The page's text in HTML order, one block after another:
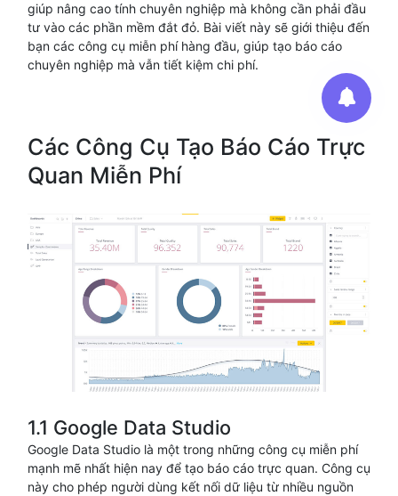
giúp nâng cao tính chuyên nghiệp mà không cần phải đầu
tư vào các phần mềm đắt đỏ. Bài viết này sẽ giới thiệu đến
bạn các công cụ miễn phí hàng đầu, giúp tạo báo cáo
chuyên nghiệp mà vẫn tiết kiệm chi phí.
Các Công Cụ Tạo Báo Cáo Trực
Quan Miễn Phí
1.1 Google Data Studio
Google Data Studio là một trong những công cụ miễn phí
mạnh mẽ nhất hiện nay để tạo báo cáo trực quan. Công cụ
này cho phép người dùng kết nối dữ liệu từ nhiều nguồn